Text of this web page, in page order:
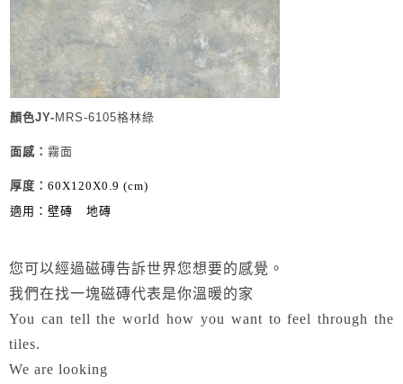
顏色JY- MRS-6105格林綠
面感 ： 霧面
厚度： 60X120X0.9 (cm)
適用：壁磚
地磚
您可以經過磁磚告訴世界您想要的感覺。
我們在找一塊磁磚代表是你溫暖的家
You can tell the world how you want to feel through the
tiles.
We are looking